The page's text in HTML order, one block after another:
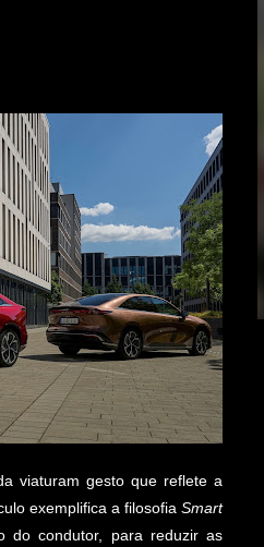
viaturam gesto que reflete a
exemplifica a filosofia Smart
do condutor, para reduzir as